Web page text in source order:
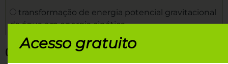
transformação de energia potencial gravitacional
da água em energia cinética.
(ENEM/2015)
Acesso gratuito